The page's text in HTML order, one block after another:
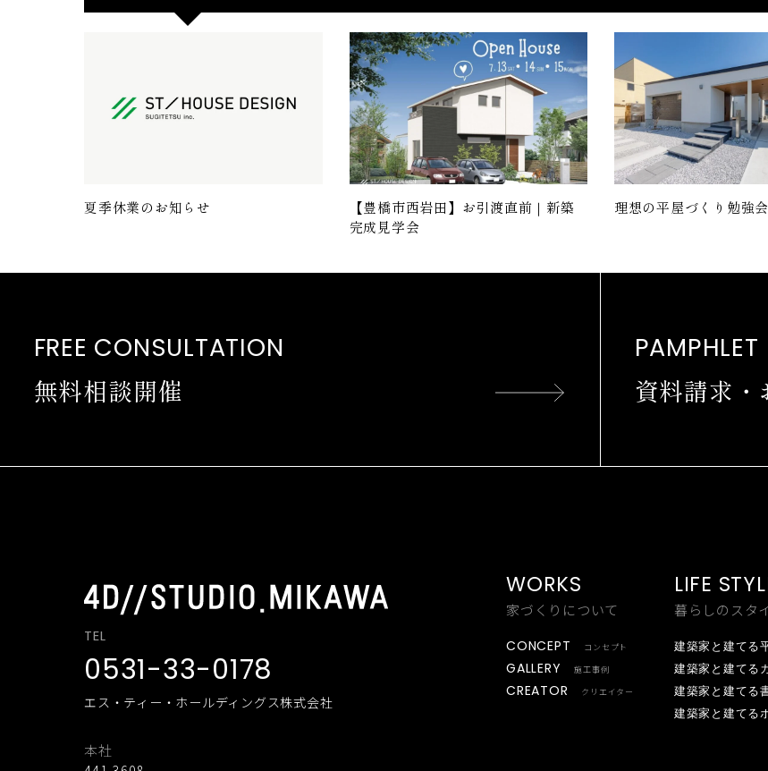
夏季休業のお知らせ
【豊橋市西岩田】お引渡直前｜新築
完成見学会
理想の平屋づくり勉強会
FREE CONSULTATION
無料相談開催
PAMPHLET
資料請求・
TEL
0531-33-0178
エス・ティー・ホールディングス株式会社
本社
WORKS
家づくりについて
CONCEPT コンセプト
GALLERY 施工事例
CREATOR クリエイター
LIFE
暮らしのスタ
建築家と建てる
建築家と建てる
建築家と建てる
建築家と建てる